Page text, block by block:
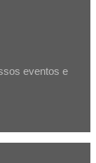
eventos e